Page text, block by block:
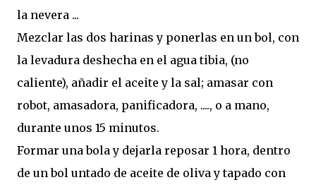
la nevera ...
Mezclar las dos harinas y ponerlas en un bol, con
la levadura deshecha en el agua tibia, (no
caliente), añadir el aceite y la sal; amasar con
robot, amasadora, panificadora, ...., o a mano,
durante unos 15 minutos.
Formar una bola y dejarla reposar 1 hora, dentro
de un bol untado de aceite de oliva y tapado con